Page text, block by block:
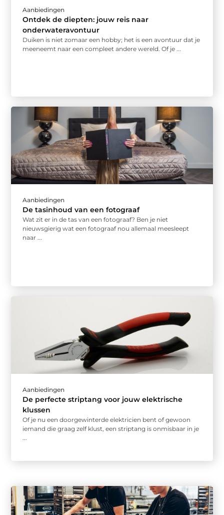
Aanbiedingen
Ontdek de diepten: jouw reis naar
onderwateravontuur
Duiken is niet zomaar een hobby; het is een avontuur dat je
meeneemt naar een compleet andere wereld. Of je ...
Aanbiedingen
De tasinhoud van een fotograaf
Wat zit er in de tas van een fotograaf? Ben je niet
nieuwsgierig wat een fotograaf nou allemaal meesleept
naar ...
Aanbiedingen
De perfecte striptang voor jouw elektrische
klussen
Of je nu een doorgewinterde elektricien bent of gewoon
iemand die graag zelf klust, een striptang is onmisbaar in je